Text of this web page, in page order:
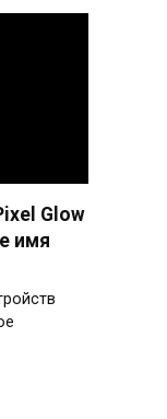
Glow
имя